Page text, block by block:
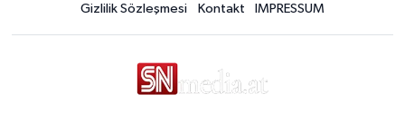
Gizlilik Sözleşmesi Kontakt IMPRESSUM